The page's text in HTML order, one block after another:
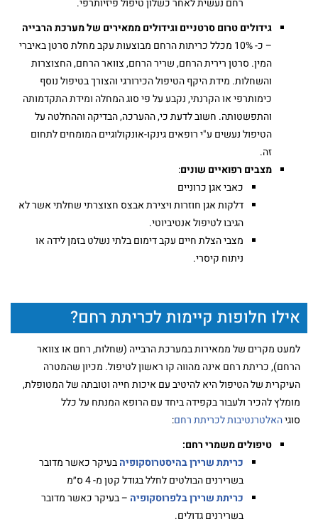
רחם נעשית לאחר כשלון טיפול פיזיותרפי.
גידולים טרום סרטניים וגידולים ממאירים של מערכת הרבייה
– כ- 10% מכלל כריתות הרחם מבוצעות עקב מחלת סרטן באיברי
המין. סרטן רירית הרחם, שריר הרחם, צוואר הרחם, החצוצרות
והשחלות. מידת היקף הטיפול הכירורגי והצורך בטיפול נוסף
כימותרפי או הקרנתי, נקבע על פי סוג המחלה ומידת התקדמותה
והתפשטותה. חשוב לדעת כי, ההערכה, הבדיקה וההחלטה על
הטיפול נעשים ע"י רופאים גינקו-אונקולוגיים המומחים לתחום
זה.
מצבים רפואיים שונים:
כאבי אגן כרוניים
דלקות אגן חוזרות ויצירת אבצס חצוצרתי שחלתי אשר לא
הגיבו לטיפול אנטיביוטי.
מצבי הצלת חיים עקב דימום בלתי נשלט בזמן לידה או
ניתוח קיסרי.
אילו חלופות קיימות לכריתת רחם?
למעט מקרים של ממאירות במערכת הרבייה (שחלות, רחם או צוואר
הרחם), כריתת רחם אינה מהווה קו ראשון לטיפול. מכיון שהמטרה
העיקרית של הטיפול היא להיטיב עם איכות חייה וטובתה של המטופלת,
מומלץ להכיר ולעבור בקפידה ביחד עם הרופא המנתח על כלל
סוגיהאלטרנטיבות לכריתת רחם:
טיפולים משמרי רחם:
כריתת שרירן בהיסטרוסקופיהבעיקר כאשר מדובר
בשרירנים הבולטים לחלל בגודל קטן מ- 4 ס״מ
כריתת שרירן בלפרוסקופיה – בעיקר כאשר מדובר
בשרירנים גדולים.